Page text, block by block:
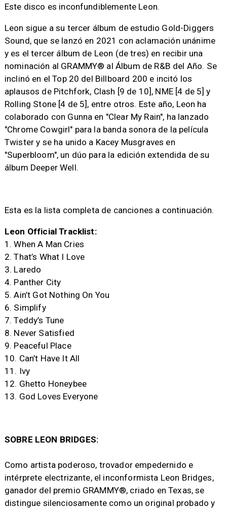
Este disco es inconfundiblemente Leon.
Leon sigue a su tercer álbum de estudio Gold-Diggers
Sound, que se lanzó en 2021 con aclamación unánime
y es el tercer álbum de Leon (de tres) en recibir una
nominación al GRAMMY® al Álbum de R&B del Año. Se
inclinó en el Top 20 del Billboard 200 e incitó los
aplausos de Pitchfork, Clash [9 de 10], NME [4 de 5] y
Rolling Stone [4 de 5], entre otros. Este año, Leon ha
colaborado con Gunna en "Clear My Rain", ha lanzado
"Chrome Cowgirl" para la banda sonora de la película
Twister y se ha unido a Kacey Musgraves en
"Superbloom", un dúo para la edición extendida de su
álbum Deeper Well.
Esta es la lista completa de canciones a continuación.
Leon Official Tracklist:
1. When A Man Cries
2. That’s What I Love
3. Laredo
4. Panther City
5. Ain’t Got Nothing On You
6. Simplify
7. Teddy’s Tune
8. Never Satisfied
9. Peaceful Place
10. Can’t Have It All
11. Ivy
12. Ghetto Honeybee
13. God Loves Everyone
SOBRE LEON BRIDGES:
Como artista poderoso, trovador empedernido e
intérprete electrizante, el inconformista Leon Bridges,
ganador del premio GRAMMY®, criado en Texas, se
distingue silenciosamente como un original probado y